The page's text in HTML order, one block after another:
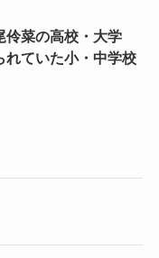
伶菜の高校・大学
れていた小・中学校